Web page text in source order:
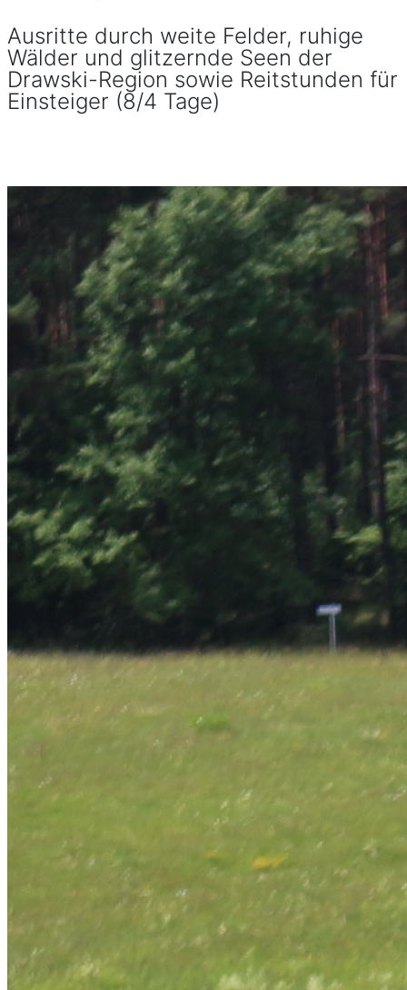
Ausritte durch weite Felder, ruhige
Wälder und glitzernde Seen der
Drawski-Region sowie Reitstunden für
Einsteiger (8/4 Tage)